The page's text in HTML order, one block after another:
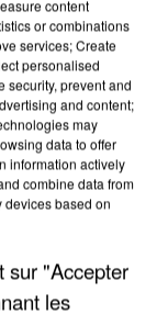
content
or combinations
services; Create
personalised
security, prevent and
and content;
may
data to offer
information actively
combine data from
devices based on
sur "Accepter
les